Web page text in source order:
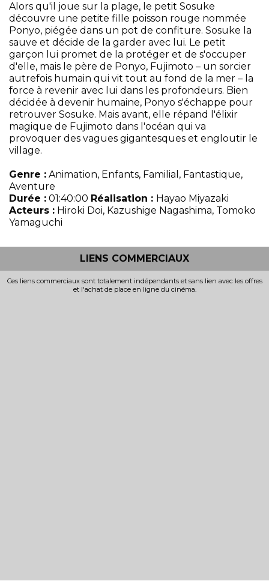
Alors qu'il joue sur la plage, le petit Sosuke
découvre une petite fille poisson rouge nommée
Ponyo, piégée dans un pot de confiture. Sosuke la
sauve et décide de la garder avec lui. Le petit
garçon lui promet de la protéger et de s'occuper
d'elle, mais le père de Ponyo, Fujimoto – un sorcier
autrefois humain qui vit tout au fond de la mer – la
force à revenir avec lui dans les profondeurs. Bien
décidée à devenir humaine, Ponyo s'échappe pour
retrouver Sosuke. Mais avant, elle répand l'élixir
magique de Fujimoto dans l'océan qui va
provoquer des vagues gigantesques et engloutir le
village.
Genre : Animation, Enfants, Familial, Fantastique,
Aventure
Durée : 01:40:00 Réalisation : Hayao Miyazaki
Acteurs : Hiroki Doi, Kazushige Nagashima, Tomoko
Yamaguchi
LIENS COMMERCIAUX
Ces liens commerciaux sont totalement indépendants et sans lien avec les offres
et l'achat de place en ligne du cinéma.